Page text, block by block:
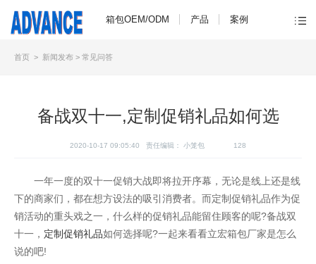
箱包OEM/ODM 产品 案例
首页 > 新闻发布 > 常见问答
备战双十一,定制促销礼品如何选
2020-10-17 09:05:40 责任编辑： 小笼包 128
一年一度的双十一促销大战即将拉开序幕，无论是线上还是线
下的商家们，都在想方设法的吸引消费者。而定制促销礼品作为促
销活动的重头戏之一，什么样的促销礼品能留住顾客的呢?备战双
十一， 定制促销礼品如何选择呢?一起来看看立宏箱包厂家是怎么
说的吧!